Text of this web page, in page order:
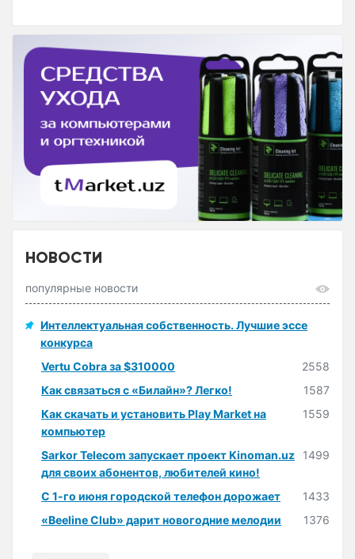
НОВОСТИ
популярные новости
Интеллектуальная собственность. Лучшие эссе
конкурса
Vertu Cobra за $310000
2558
Как связаться с «Билайн»? Легко!
1587
Как скачать и установить Play Market на
компьютер
1559
Sarkor Telecom запускает проект Kinoman.uz
для своих абонентов, любителей кино!
1499
С 1-го июня городской телефон дорожает
1433
«Beeline Club» дарит новогодние мелодии
1376